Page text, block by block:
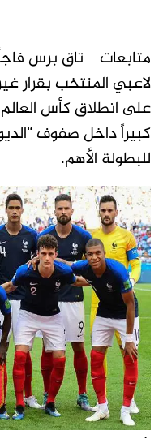
متابعات – تاق برس
لاعبي المنتخب بقرار
كبيراً داخل صفوف
للبطولة الأهم.